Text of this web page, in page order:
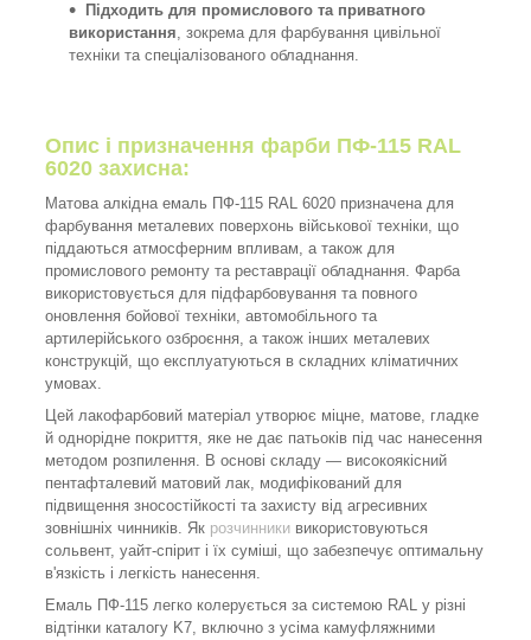
Опис і призначення фарби ПФ-115 RAL
6020 захисна:
Матова алкідна емаль ПФ-115 RAL 6020 призначена для
фарбування металевих поверхонь військової техніки, що
піддаються атмосферним впливам, а також для
промислового ремонту та реставрації обладнання. Фарба
використовується для підфарбовування та повного
оновлення бойової техніки, автомобільного та
артилерійського озброєння, а також інших металевих
конструкцій, що експлуатуються в складних кліматичних
умовах.
Цей лакофарбовий матеріал утворює міцне, матове, гладке
й однорідне покриття, яке не дає патьоків під час нанесення
методом розпилення. В основі складу — високоякісний
пентафталевий матовий лак, модифікований для
підвищення зносостійкості та захисту від агресивних
зовнішніх чинників. Як розчинники використовуються
сольвент, уайт-спірит і їх суміші, що забезпечує оптимальну
в'язкість і легкість нанесення.
Емаль ПФ-115 легко колерується за системою RAL у різні
відтінки каталогу K7, включно з усіма камуфляжними
Підходить для промислового та приватного
використання, зокрема для фарбування цивільної
техніки та спеціалізованого обладнання.